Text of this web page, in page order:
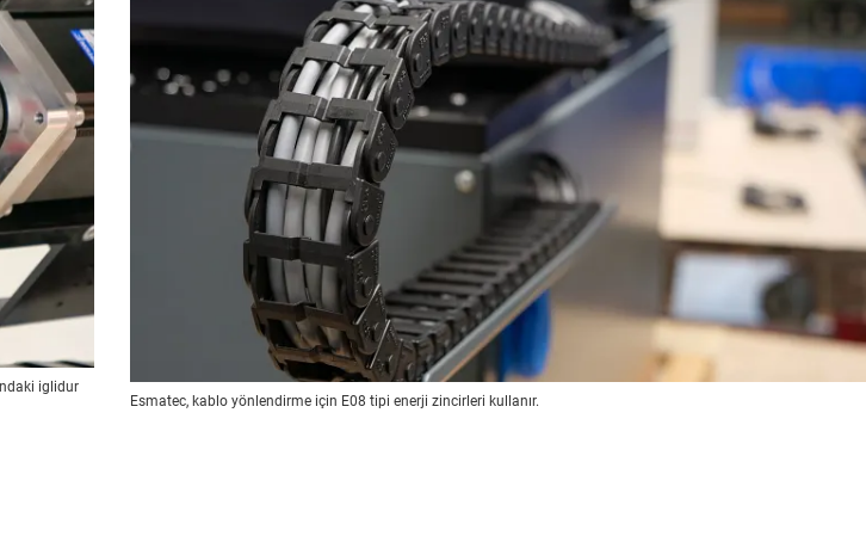
iglidur
Esmatec, kablo yönlendirme için E08 tipi enerji zincirleri kullanır.